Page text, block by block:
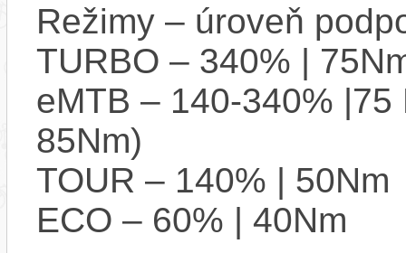
Režimy – úroveň
TURBO – 340% |
eMTB – 140-340%
85Nm)
TOUR – 140% | 50Nm
ECO – 60% | 40Nm